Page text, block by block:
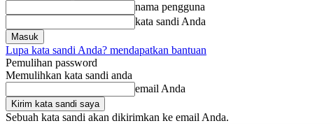
nama pengguna
kata sandi Anda
Lupa kata sandi Anda? mendapatkan bantuan
Pemulihan password
Memulihkan kata sandi anda
email Anda
Sebuah kata sandi akan dikirimkan ke email Anda.